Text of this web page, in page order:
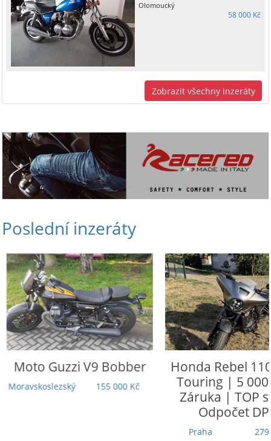
Olomoucký
58 000 Kč
Zobrazit všechny inzeráty
Poslední inzeráty
Moto GuzziV9 Bobber
Moravskoslezský 155 000 Kč
HondaRebel
Touring | 5
Záruka | TOP
Odpočet
Praha 279